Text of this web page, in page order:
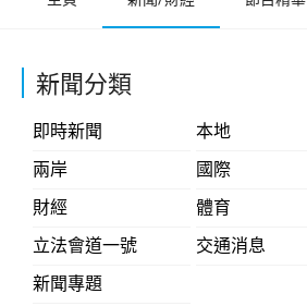
新聞分類
即時新聞
本地
兩岸
國際
財經
體育
立法會道一號
交通消息
新聞專題